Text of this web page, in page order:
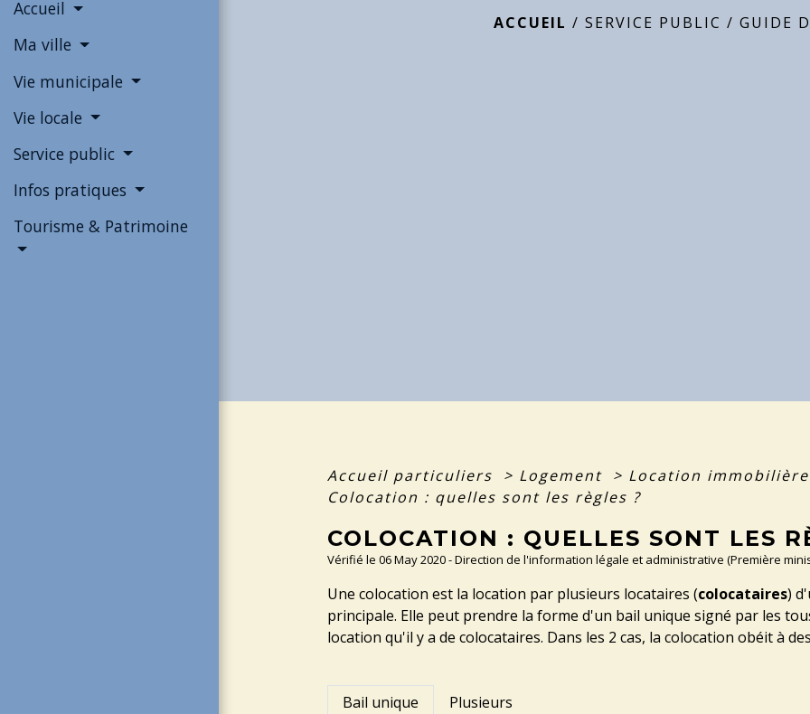
Accueil
Ma ville
Vie municipale
Vie locale
Service public
Infos pratiques
Tourisme & Patrimoine
ACCUEIL /SERVICE PUBLIC /GUIDE
Accueil particuliers > Logement > Location
Colocation : quelles sont les règles ?
COLOCATION : QUELLES SONT LES
Vérifié le 06 May 2020 - Direction de l'information légale et administrative (Première
Une colocation est la location par plusieurs locataires (colocataires)
principale. Elle peut prendre la forme d'un bail unique signé par les
location qu'il y a de colocataires. Dans les 2 cas, la colocation obéit à
Bail unique Plusieurs